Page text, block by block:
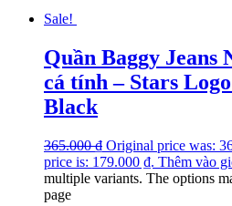
Sale!
Quần Baggy Jeans
cá tính – Stars
Black
365.000₫ Original price was:
price is: 179.000 ₫. Thêm vào
multiple variants. The options
page